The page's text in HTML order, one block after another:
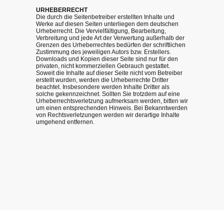
URHEBERRECHT
Die durch die Seitenbetreiber erstellten Inhalte und
Werke auf diesen Seiten unterliegen dem deutschen
Urheberrecht. Die Vervielfältigung, Bearbeitung,
Verbreitung und jede Art der Verwertung außerhalb der
Grenzen des Urheberrechtes bedürfen der schriftlichen
Zustimmung des jeweiligen Autors bzw. Erstellers.
Downloads und Kopien dieser Seite sind nur für den
privaten, nicht kommerziellen Gebrauch gestattet.
Soweit die Inhalte auf dieser Seite nicht vom Betreiber
erstellt wurden, werden die Urheberrechte Dritter
beachtet. Insbesondere werden Inhalte Dritter als
solche gekennzeichnet. Sollten Sie trotzdem auf eine
Urheberrechtsverletzung aufmerksam werden, bitten wir
um einen entsprechenden Hinweis. Bei Bekanntwerden
von Rechtsverletzungen werden wir derartige Inhalte
umgehend entfernen.